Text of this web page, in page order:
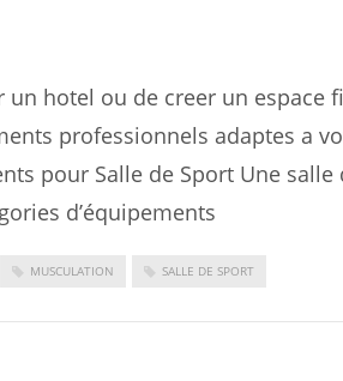
un hotel ou de creer un espace
professionnels adaptes a
pour Salle de Sport Une
d’équipements
MUSCULATION SALLE DE SPORT